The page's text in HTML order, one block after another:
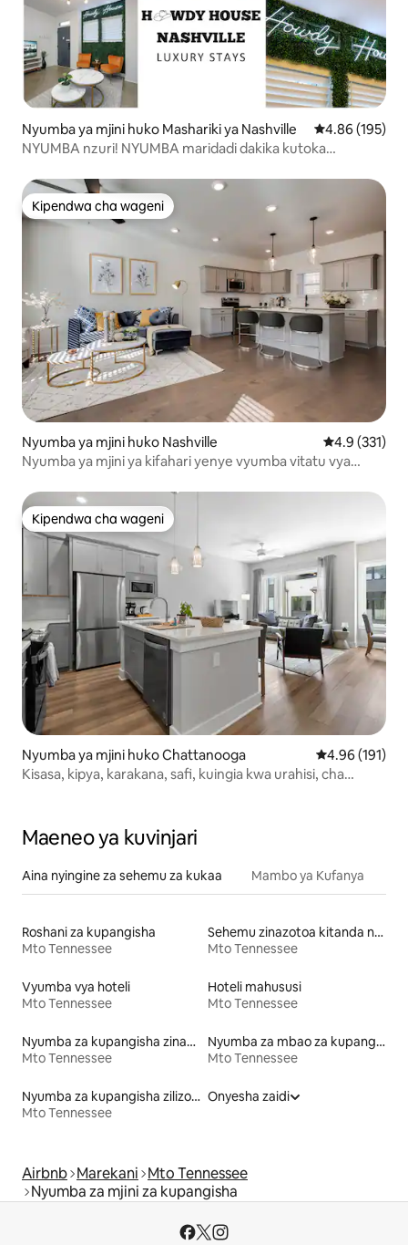
Nyumba ya mjini huko Mashariki ya Nashville Ukadiriaji wa
4.86 (195)
NYUMBA nzuri! NYUMBA maridadi dakika kutoka
Kipendwa cha wageni
Kipendwa cha wageni
Nyumba ya mjini huko Nashville Ukadiriaji wa
4.9 (331)
Nyumba ya mjini ya kifahari yenye vyumba vitatu vya
Kipendwa cha wageni
Kipendwa cha wageni
Nyumba ya mjini huko Chattanooga Ukadiriaji wa
4.96 (191)
Kisasa, kipya, karakana, safi, kuingia kwa urahisi, cha
Maeneo ya kuvinjari
Aina nyingine za sehemu za kukaa Mambo ya Kufanya
Roshani za kupangisha
Mto Tennessee
Sehemu zinazotoa kitanda na kifungua kinywa
Mto Tennessee
Vyumba vya hoteli
Mto Tennessee
Hoteli mahususi
Mto Tennessee
Nyumba za kupangisha zinazofaa familia
Mto Tennessee
Nyumba za mbao za kupangisha
Mto Tennessee
Nyumba za kupangisha zilizo na ufikiaji wa ziwa
Mto Tennessee
Onyesha zaidi
Airbnb Marekani Mto Tennessee
Nyumba za mjini za kupangisha